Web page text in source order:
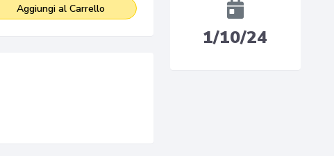
Aggiungi al Carrello
1/10/24